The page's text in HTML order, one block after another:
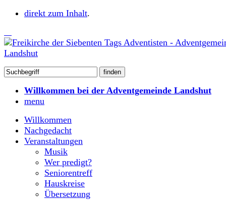
direkt zum Inhalt.
Willkommen bei der Adventgemeinde Landshut
menu
Willkommen
Nachgedacht
Veranstaltungen
Musik
Wer predigt?
Seniorentreff
Hauskreise
Übersetzung